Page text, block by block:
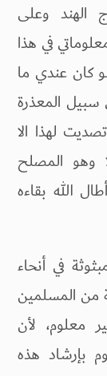
الهند وعلى
في هذا
كان عندي ما
المعذرة
لهذا الا
وهو المصلح
الله بقاءه
في أنحاء
من المسلمين
معلوم، لأن
بإرشاد هذه